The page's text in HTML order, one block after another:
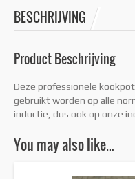
BESCHRIJVING
Product Beschrijving
Deze professionele
gebruikt worden op alle
inductie, dus ook op onze
You may also like…